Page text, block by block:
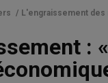
/ L'engraissement des
: